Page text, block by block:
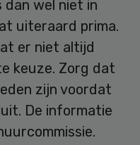
dan wel niet in
uiteraard prima.
er niet altijd
keuze. Zorg dat
zijn voordat
De informatie